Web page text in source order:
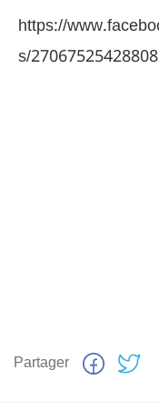
https://
s/
Partager